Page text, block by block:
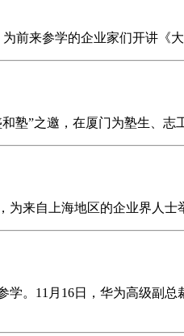
前来参学的企业家们开讲
和塾”之邀，在厦门为塾生、
为来自上海地区的企业界人
学。11月16日，华为高级副